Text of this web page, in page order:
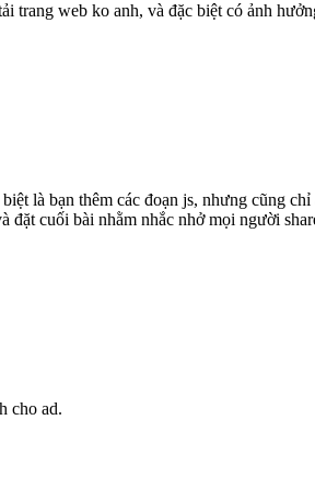
web ko anh, và đặc biệt có ảnh
là bạn thêm các đoạn js, nhưng cũng
cuối bài nhằm nhắc nhở mọi người
cho ad.